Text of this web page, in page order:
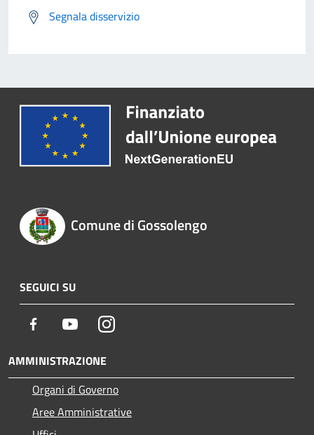
Segnala disservizio
Comune di Gossolengo
SEGUICI SU
Facebook YoutubeInstagram
AMMINISTRAZIONE
Organi di Governo
Aree Amministrative